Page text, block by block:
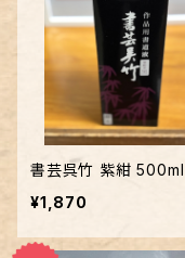
書芸呉竹 紫紺 500ml
¥1,870